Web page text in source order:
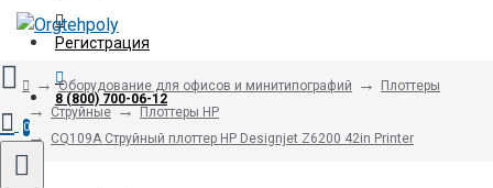
Регистрация
8 (800) 700-06-12
0
Оборудование для офисов и минитипографий
Плоттеры
Струйные
Плоттеры HP
CQ109A Струйный плоттер HP Designjet Z6200 42in Printer